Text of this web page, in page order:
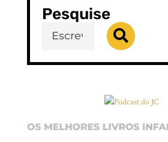
Pesquise